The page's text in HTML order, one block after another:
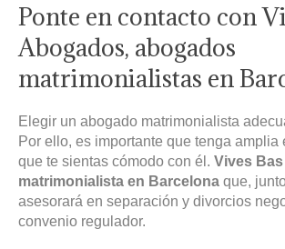
Ponte en contacto con
Abogados, abogados
matrimonialistas en
Elegir un abogado matrimonialista
Por ello, es importante que tenga amplia
que te sientas cómodo con él. Vives Bas
matrimonialista en Barcelona que,
asesorará en separación y divorcios
convenio regulador.